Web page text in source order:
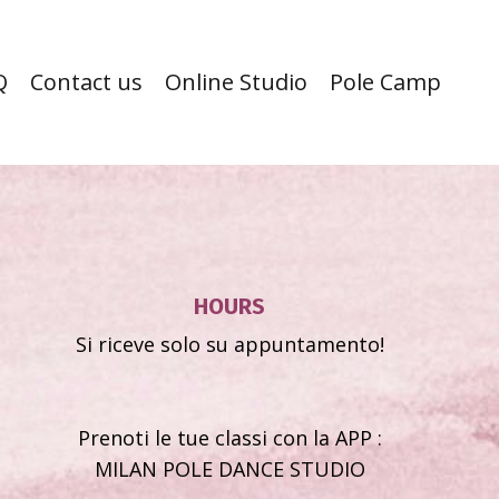
Contact us Online Studio Pole Camp
HOURS
Si riceve solo su appuntamento!
Prenoti le tue classi con la APP :
MILAN POLE DANCE STUDIO